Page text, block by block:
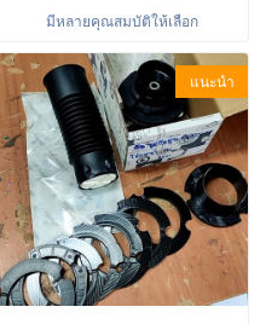
หมากปีกนกล่างGLE #ลูก
หมากปีกนกล่างML
มีหลายคุณสมบัติให้เลือก
แนะนำ